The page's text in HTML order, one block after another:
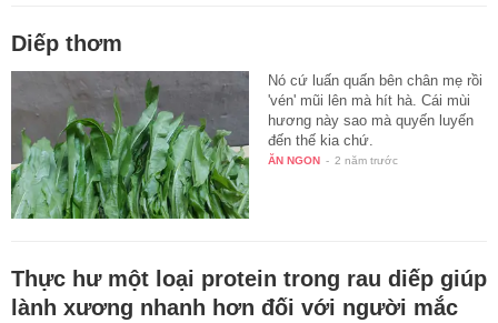
Diếp thơm
Nó cứ luấn quấn bên chân mẹ rồi
'vén' mũi lên mà hít hà. Cái mùi
hương này sao mà quyến luyến
đến thế kia chứ.
ĂN NGON - 2 năm trước
Thực hư một loại protein trong rau diếp giúp
lành xương nhanh hơn đối với người mắc